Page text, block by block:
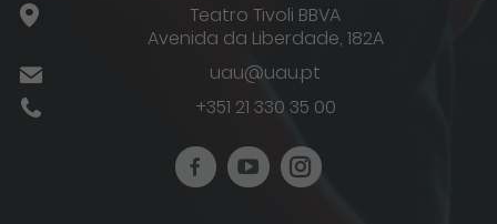
Teatro Tivoli BBVA
Avenida da Liberdade, 182A
uau@uau.pt
+351 21 330 35 00